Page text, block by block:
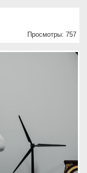
Просмотры: 757